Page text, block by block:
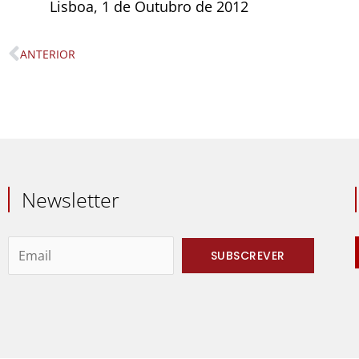
Lisboa, 1 de Outubro de 2012
Prev
ANTERIOR
Newsletter